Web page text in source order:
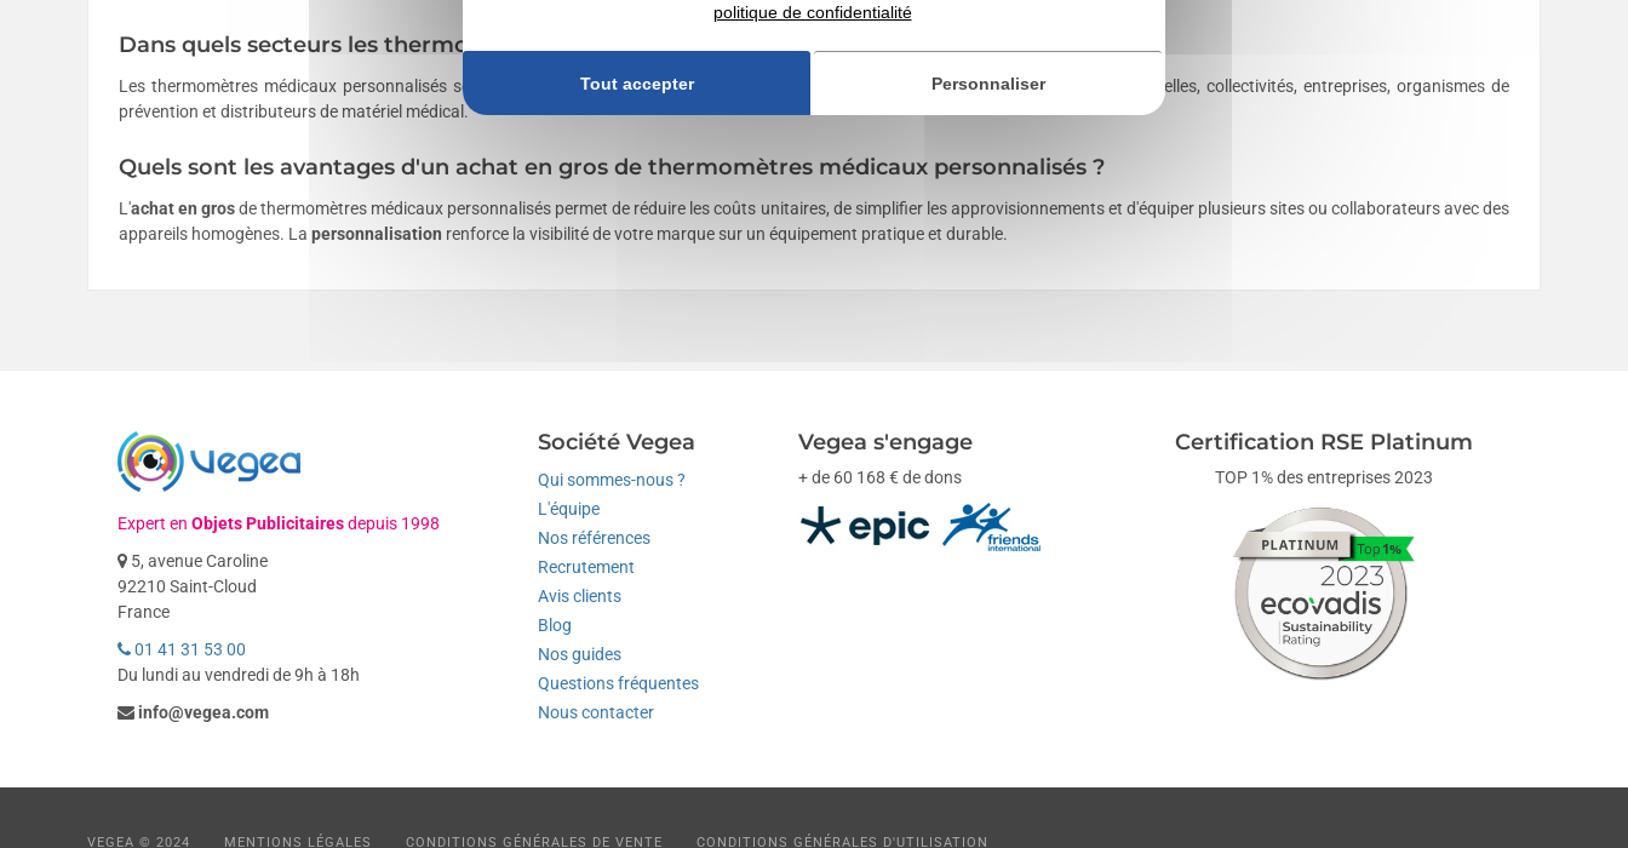
Dans quels secteurs les thermomètres médicaux personnalisés sont-ils les plus utilisés ?
Les thermomètres médicaux personnalisés sont principalement utilisés par les établissements de santé, pharmacies, laboratoires, mutuelles, collectivités, entreprises, organismes de
prévention et distributeurs de matériel médical.
Quels sont les avantages d'un achat en gros de thermomètres médicaux personnalisés ?
L'achat en grosde thermomètres médicaux personnalisés permet de réduire les coûts unitaires, de simplifier les approvisionnements et d'équiper plusieurs sites ou collaborateurs avec des
appareils homogènes. La personnalisation renforce la visibilité de votre marque sur un équipement pratique et durable.
Expert en Objets Publicitairesdepuis 1998
5, avenue Caroline
92210 Saint-Cloud
France
01 41 31 53 00
Du lundi au vendredi de 9h à 18h
info@vegea.com
Société Vegea
Qui sommes-nous ?
L'équipe
Nos références
Recrutement
Avis clients
Blog
Nos guides
Questions fréquentes
Nous contacter
Vegea s'engage
+ de 60 168 € de dons
Certification RSE Platinum
TOP 1% des entreprises 2023
VEGEA © 2024 MENTIONS LÉGALES CONDITIONS GÉNÉRALES DE VENTE CONDITIONS GÉNÉRALES D'UTILISATION
politique de confidentialité
Tout accepter Personnaliser